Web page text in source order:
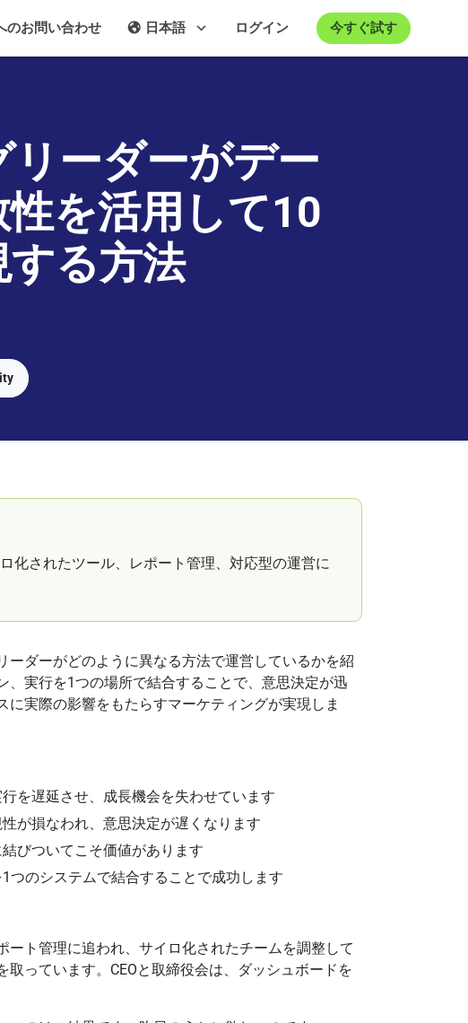
今すぐ試す
ログイン
日本語
のお問い合わせ
ーダーがデー
を活用して10
る方法
化されたツール、レポート管理、対応型の運営に
ーダーがどのように異なる方法で運営しているかを紹
実行を1つの場所で結合することで、意思決定が迅
実際の影響をもたらすマーケティングが実現しま
を遅延させ、成長機会を失わせています
が損なわれ、意思決定が遅くなります
びついてこそ価値があります
つのシステムで結合することで成功します
ト管理に追われ、サイロ化されたチームを調整して
っています。CEOと取締役会は、ダッシュボードを